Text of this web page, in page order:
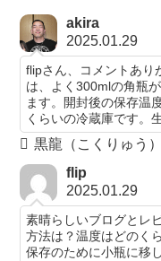
akira
2025.01.29
flipさん、コメントあり
は、よく300mlの角瓶
ます。開封後の保存温
くらいの冷蔵庫です。生
黒龍（こくりゅう
flip
2025.01.29
素晴らしいブログとレ
方法は？温度はどのく
保存のために小瓶に移